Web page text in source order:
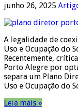
junho 26, 2025
A legalidade de
Uso e Ocupação do
Recentemente,
Porto Alegre por
separa um Plano
Uso e Ocupação do
Leia mais »